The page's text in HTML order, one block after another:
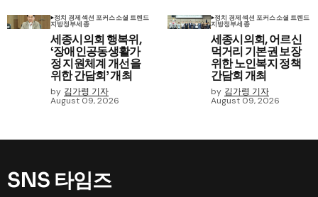
정치 경제 섹션 포커스소셜 트렌드
지방정부세종
세종시의회 행복위,
‘장애인공동생활가
정 지원체계 개선을
위한 간담회’ 개최
by 김가령 기자
August 09, 2026
정치 경제 섹션 포커스소셜 트렌드
지방정부세종
세종시의회, 어르신
먹거리 기본권 보장
위한 노인복지 정책
간담회 개최
by 김가령 기자
August 09, 2026
SNS 타임즈